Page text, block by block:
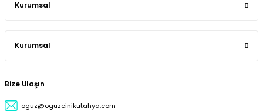
Kurumsal
Kurumsal
Bize Ulaşın
oguz@oguzcinikutahya.com